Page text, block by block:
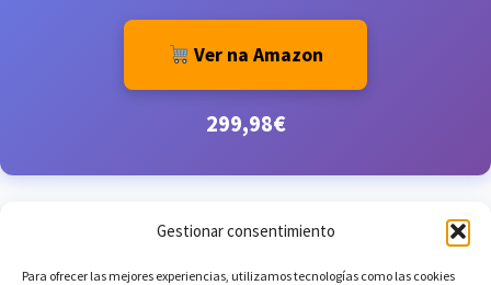
Gestionar consentimiento
Para ofrecer las mejores experiencias, utilizamos tecnologías como las cookies
Ver na Amazon
299,98€